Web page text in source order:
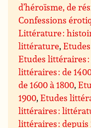
d’héroïsme, de
Confessions
Littérature :
littérature,
Etudes littéraires
littéraires : de
de 1600 à 1800,
1900,Etudes
littéraires :
littéraires : depuis